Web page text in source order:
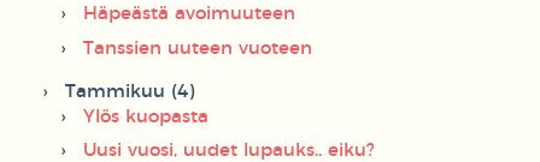
Häpeästä avoimuuteen
Tanssien uuteen vuoteen
Tammikuu (4)
Ylös kuopasta
Uusi vuosi, uudet lupauks.. eiku?